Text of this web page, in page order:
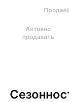
Активно
продавать